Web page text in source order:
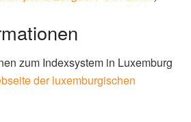
: Was bedeutet